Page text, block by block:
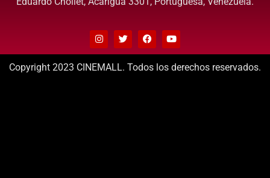
Copyright 2023 CINEMALL. Todos los derechos reservados.